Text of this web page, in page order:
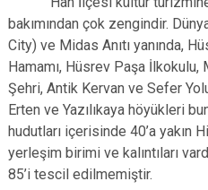
bakımından çok zengindir.
City) ve Midas Anıtı yanında,
Hamamı, Hüsrev Paşa İlkokulu,
Şehri, Antik Kervan ve Sefer
Erten ve Yazılıkaya höyükleri
hudutları içerisinde 40’a yakın
yerleşim birimi ve kalıntıları
85’i tescil edilmemiştir.